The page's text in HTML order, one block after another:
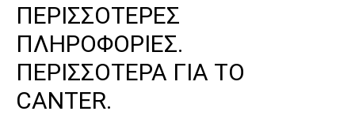
ΠΕΡΙΣΣΟΤΕΡΕΣ
ΠΛΗΡΟΦΟΡΙΕΣ.
ΠΕΡΙΣΣΟΤΕΡΑ ΓΙΑ ΤΟ
CANTER.